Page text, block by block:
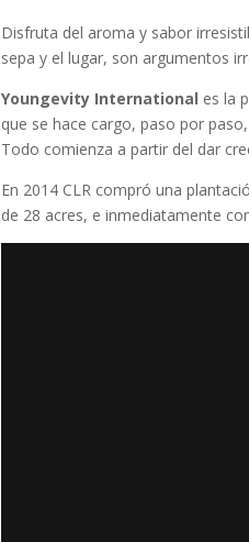
Disfruta del aroma y sabor
sepa y el lugar, son argumentos
Youngevity International es la
que se hace cargo, paso por
Todo comienza a partir del dar
En 2014 CLR compró una
de 28 acres, e inmediatamente